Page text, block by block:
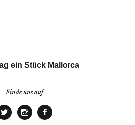
ein Stück Mallorca
Finde uns auf